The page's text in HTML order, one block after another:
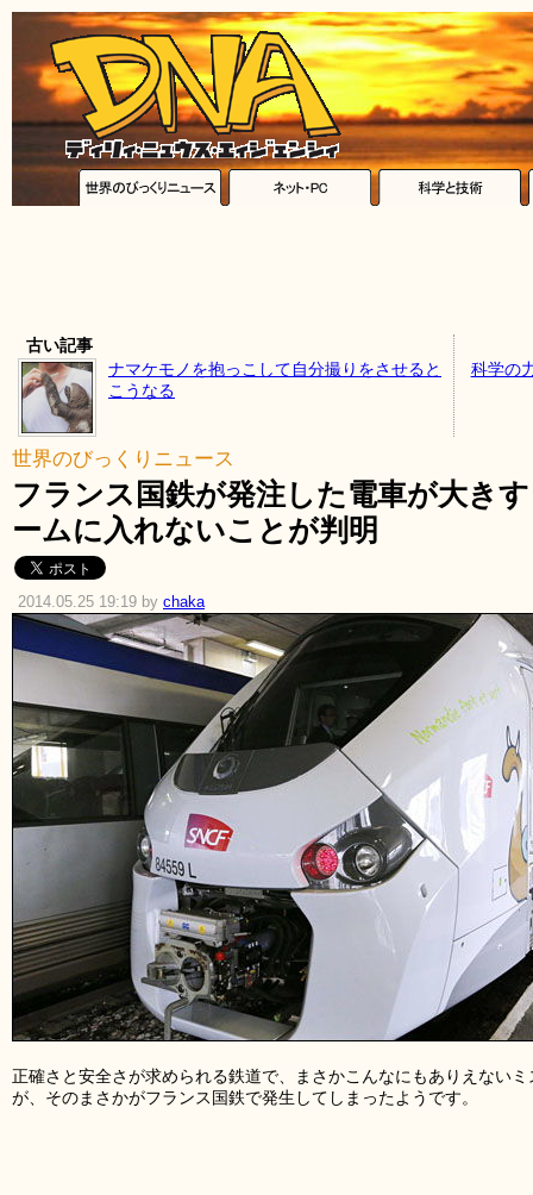
古い記事
ナマケモノを抱っこして自分撮りをさせると
こうなる
科学の
世界のびっくりニュース
フランス国鉄が発注した電車が大き
ームに入れないことが判明
2014.05.25 19:19 by chaka
正確さと安全さが求められる鉄道で、まさかこんなにもありえない
が、そのまさかがフランス国鉄で発生してしまったようです。